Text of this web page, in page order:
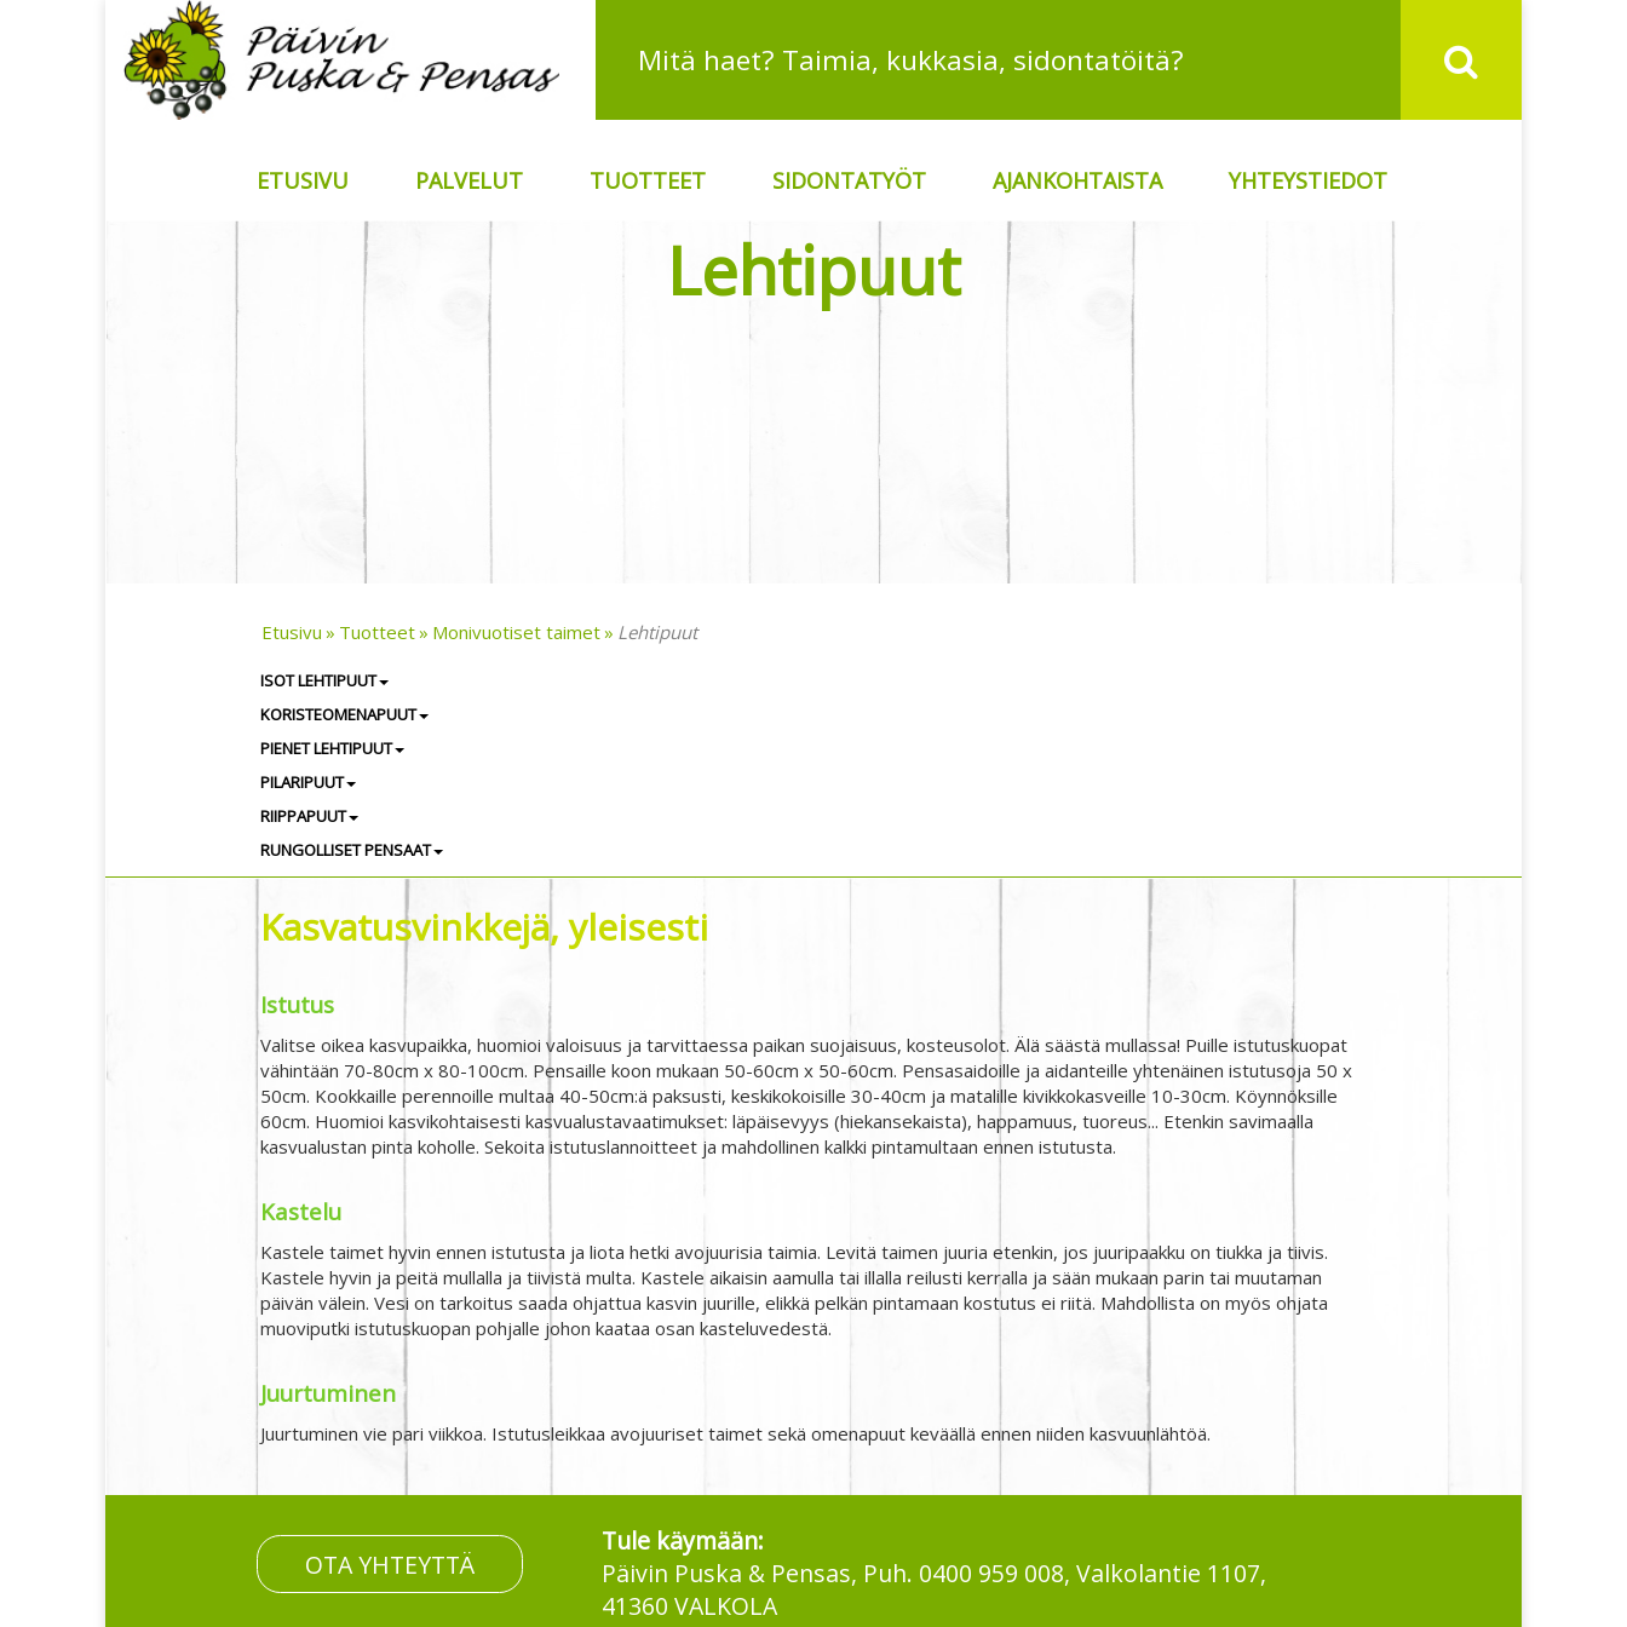
ETUSIVU PALVELUT TUOTTEET SIDONTATYÖT AJANKOHTAISTA YHTEYSTIEDOT
Lehtipuut
Etusivu Tuotteet Monivuotiset taimet Lehtipuut
ISOT LEHTIPUUT
KORISTEOMENAPUUT
PIENET LEHTIPUUT
PILARIPUUT
RIIPPAPUUT
RUNGOLLISET PENSAAT
Kasvatusvinkkejä, yleisesti
Istutus
Valitse oikea kasvupaikka, huomioi valoisuus ja tarvittaessa paikan suojaisuus, kosteusolot. Älä säästä mullassa! Puille istutuskuopat
vähintään 70-80cm x 80-100cm. Pensaille koon mukaan 50-60cm x 50-60cm. Pensasaidoille ja aidanteille yhtenäinen istutusoja 50 x
50cm. Kookkaille perennoille multaa 40-50cm:ä paksusti, keskikokoisille 30-40cm ja matalille kivikkokasveille 10-30cm. Köynnöksille
60cm. Huomioi kasvikohtaisesti kasvualustavaatimukset: läpäisevyys (hiekansekaista), happamuus, tuoreus... Etenkin savimaalla
kasvualustan pinta koholle. Sekoita istutuslannoitteet ja mahdollinen kalkki pintamultaan ennen istutusta.
Kastelu
Kastele taimet hyvin ennen istutusta ja liota hetki avojuurisia taimia. Levitä taimen juuria etenkin, jos juuripaakku on tiukka ja tiivis.
Kastele hyvin ja peitä mullalla ja tiivistä multa. Kastele aikaisin aamulla tai illalla reilusti kerralla ja sään mukaan parin tai muutaman
päivän välein. Vesi on tarkoitus saada ohjattua kasvin juurille, elikkä pelkän pintamaan kostutus ei riitä. Mahdollista on myös ohjata
muoviputki istutuskuopan pohjalle johon kaataa osan kasteluvedestä.
Juurtuminen
Juurtuminen vie pari viikkoa. Istutusleikkaa avojuuriset taimet sekä omenapuut keväällä ennen niiden kasvuunlähtöä.
OTA YHTEYTTÄ
Tule käymään:
Päivin Puska & Pensas, Puh. 0400 959 008, Valkolantie 1107,
41360 VALKOLA